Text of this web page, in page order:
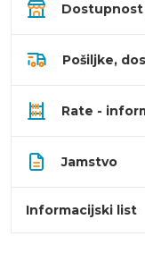
Pošiljke,
Rate -
Jamstvo
Informacijski list